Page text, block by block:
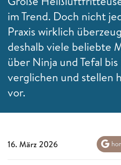
im Trend. Doch nicht
Praxis wirklich
deshalb viele beliebte
über Ninja und Tefal
verglichen und stellen
vor.
16. März 2026